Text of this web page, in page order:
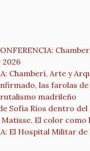
2026
Chamberí, Arte y
las farolas
madrileño
Sofía Ríos dentro
Matisse. El color como
El Hospital Militar